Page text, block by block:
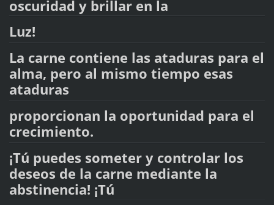
oscuridad y brillar en la
Luz!
La carne contiene las ataduras para el
alma, pero al mismo tiempo esas
ataduras
proporcionan la oportunidad para el
crecimiento.
¡Tú puedes someter y controlar los
deseos de la carne mediante la
abstinencia! ¡Tú